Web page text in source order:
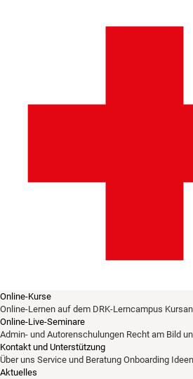
Online-Kurse
Online-Lernen auf dem DRK-Lerncampus
Online-Live-Seminare
Admin- und Autorenschulungen Recht am Bild
Kontakt und Unterstützung
Über uns Service und Beratung Onboarding Ideen
Aktuelles